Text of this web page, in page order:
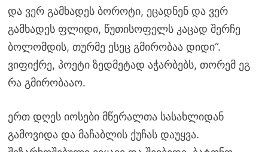
და ვერ გამხადეს ბოროტი, ეცადნენ და ვერ
გამხადეს ფლიდი, წუთისოფელს კაცად შერჩე
ბოლომდის, თურმე ესეც გმირობაა დიდი“.
ვიფიქრე, პოეტი ზედმეტად აჭარბებს, თორემ ეგ
რა გმირობააო.
ერთ დღეს იოსები მწერალთა სასახლიდან
გამოვიდა და მაჩაბლის ქუჩას დაუყვა.